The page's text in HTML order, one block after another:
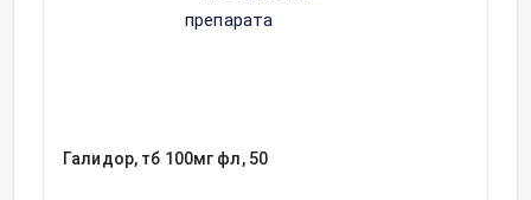
Галидор, тб 100мг фл, 50